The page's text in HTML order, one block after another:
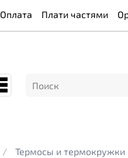
Оплата Плати частями
Термосы и термокружки